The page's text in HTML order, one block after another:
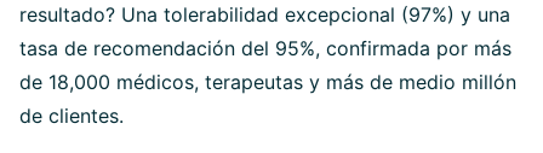
resultado? Una tolerabilidad excepcional (97%) y una
tasa de recomendación del 95%, confirmada por más
de 18,000 médicos, terapeutas y más de medio millón
de clientes.